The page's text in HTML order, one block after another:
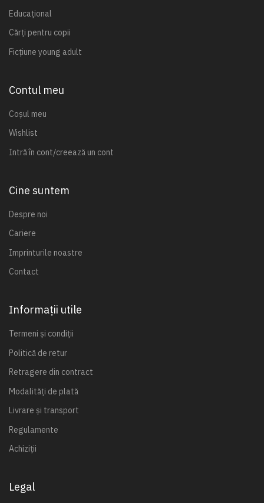
Educațional
Cărți pentru copii
Ficțiune young adult
Contul meu
Coșul meu
Wishlist
Intră în cont/creează un cont
Cine suntem
Despre noi
Cariere
Imprinturile noastre
Contact
Informații utile
Termeni și condiții
Politică de retur
Retragere din contract
Modalități de plată
Livrare și transport
Regulamente
Achiziții
Legal